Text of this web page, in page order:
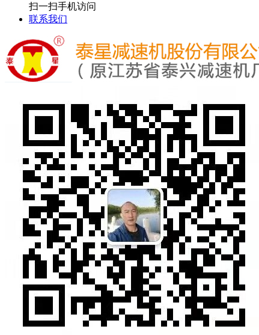
扫一扫手机访问
联系我们